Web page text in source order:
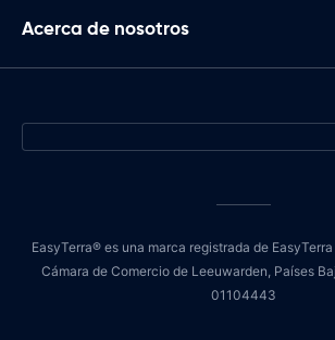
Acerca de nosotros
EasyTerra® es una marca registrada de
Cámara de Comercio de Leeuwarden, Países
01104443